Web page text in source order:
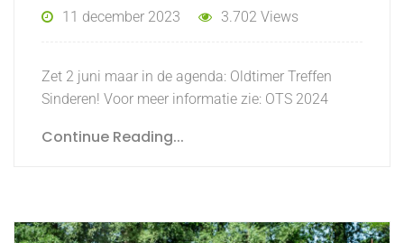
11 december 2023 3.702 Views
Zet 2 juni maar in de agenda: Oldtimer Treffen
Sinderen! Voor meer informatie zie: OTS 2024
Continue Reading...